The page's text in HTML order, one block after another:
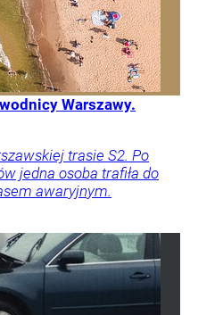
Warszawy.
trasie S2. Po
jedna osoba trafiła do
awaryjnym.